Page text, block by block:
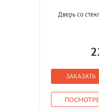
Дверь со
ЗАКАЗАТЬ